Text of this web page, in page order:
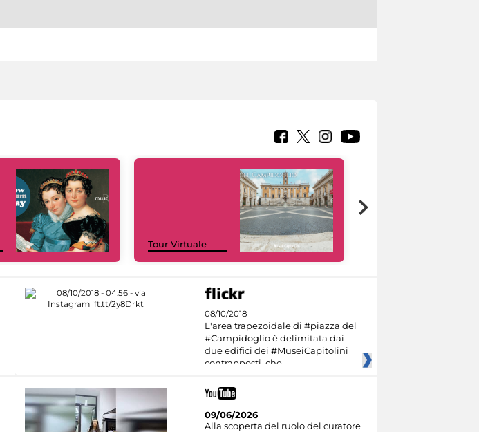
Tour Virtuale
08/10/2018
L'area trapezoidale di #piazza del
#Campidoglio è delimitata dai
due edifici dei #MuseiCapitolini
contrapposti, che
09/06/2026
Alla scoperta del ruolo del curatore